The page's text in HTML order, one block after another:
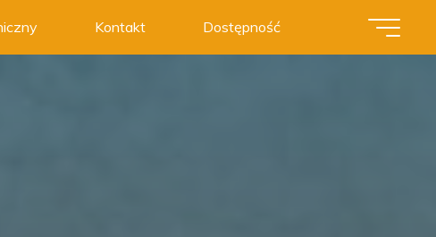
Kontakt Dostępność